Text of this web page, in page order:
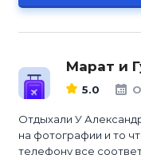
Марат и
5.0
Отдыхали У
на фотографии и то
телефону все